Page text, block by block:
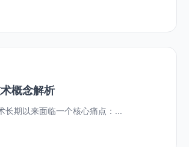
概念解析
长期以来面临一个核心痛点：...